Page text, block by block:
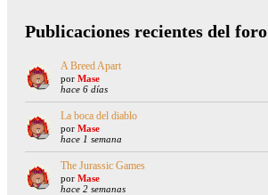
Publicaciones recientes del foro
A Breed Apart
por Mase
hace 6 días
La boca del diablo
por Mase
hace 1 semana
The Jurassic Games
por Mase
hace 2 semanas